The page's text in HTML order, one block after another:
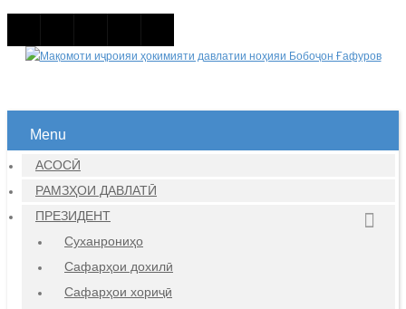
Menu
АСОСӢ
РАМЗҲОИ ДАВЛАТӢ
ПРЕЗИДЕНТ
Суханрониҳо
Сафарҳои дохилӣ
Сафарҳои хориҷӣ